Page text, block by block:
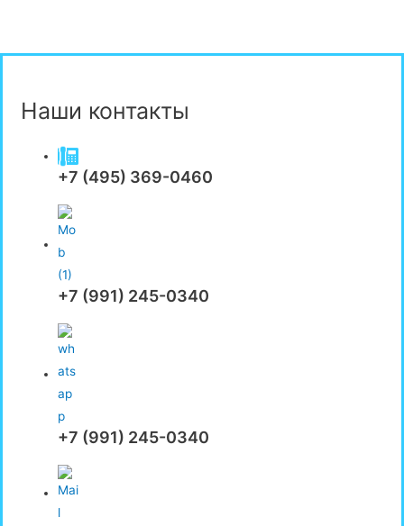
Наши контакты
+7 (495) 369-0460
+7 (991) 245-0340
+7 (991) 245-0340